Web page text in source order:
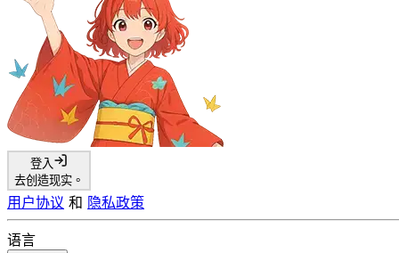
登入
去创造现实。
用户协议 和 隐私政策
语言